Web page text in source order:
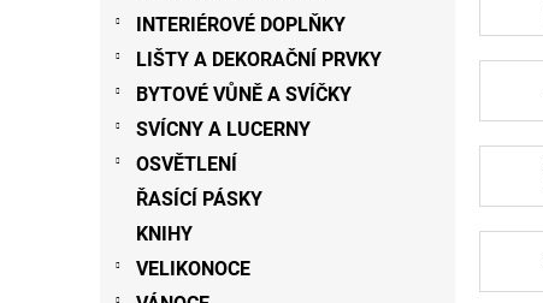
INTERIÉROVÉ DOPLŇKY
LIŠTY A DEKORAČNÍ PRVKY
BYTOVÉ VŮNĚ A SVÍČKY
SVÍCNY A LUCERNY
OSVĚTLENÍ
ŘASÍCÍ PÁSKY
KNIHY
VELIKONOCE